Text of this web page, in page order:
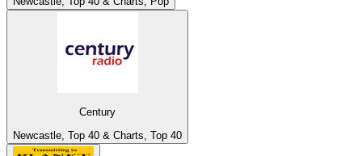
Century
Newcastle, Top 40 & Charts, Top 40